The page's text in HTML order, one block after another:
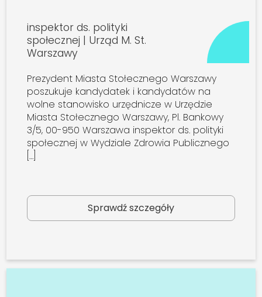
inspektor ds. polityki
społecznej | Urząd M. St.
Warszawy
Prezydent Miasta Stołecznego Warszawy
poszukuje kandydatek i kandydatów na
wolne stanowisko urzędnicze w Urzędzie
Miasta Stołecznego Warszawy, Pl. Bankowy
3/5, 00-950 Warszawa inspektor ds. polityki
społecznej w Wydziale Zdrowia Publicznego
[…]
Sprawdź szczegóły